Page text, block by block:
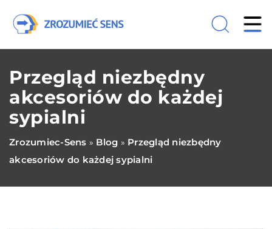
Przegląd niezbędny
akcesoriów do każdej
sypialni
Zrozumiec-Sens » Blog » Przegląd niezbędny
akcesoriów do każdej sypialni